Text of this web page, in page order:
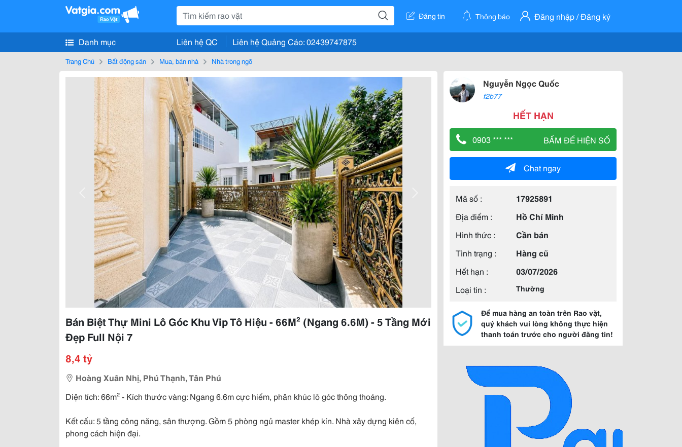
Đăng tin Thông báo Đăng nhập / Đăng ký
Danh mục Liên hệ QC Liên hệ Quảng Cáo: 02439747875
Trang Chủ Bất động sản Mua, bán nhà Nhà trong ngõ
Bán Biệt Thự Mini Lô Góc Khu Vip Tô Hiệu - 66M² (Ngang 6.6M) - 5 Tầng Mới
Đẹp Full Nội 7
8,4 tỷ
Hoàng Xuân Nhị, Phú Thạnh, Tân Phú
Diện tích: 66m² - Kích thước vàng: Ngang 6.6m cực hiếm, phân khúc lô góc thông thoáng.
Kết cấu: 5 tầng công năng, sân thượng. Gồm 5 phòng ngủ master khép kín. Nhà xây dựng kiên cố,
phong cách hiện đại.
Nguyễn Ngọc Quốc
f2b77
HẾT HẠN
0903 *** *** BẤM ĐỂ HIỆN SỐ
Chat ngay
Mã số :
17925891
Địa điểm :
Hồ Chí Minh
Hình thức :
Cần bán
Tình trạng :
Hàng cũ
Hết hạn :
03/07/2026
Loại tin :
Thường
Để mua hàng an toàn trên Rao vặt,
quý khách vui lòng không thực hiện
thanh toán trước cho người đăng tin!